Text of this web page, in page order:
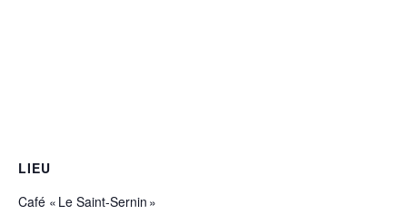
LIEU
Café « Le Saint-Sernin »